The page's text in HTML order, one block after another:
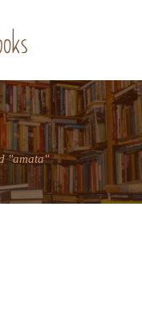
"amata"